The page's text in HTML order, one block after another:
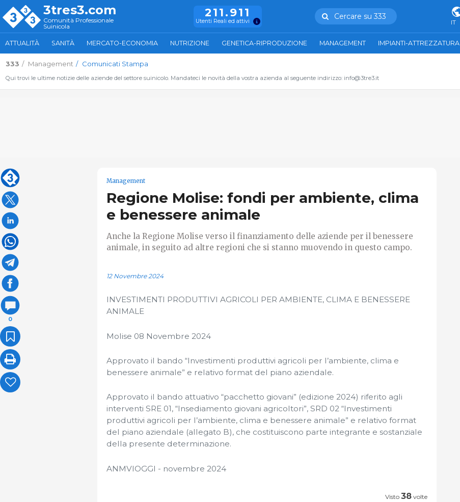
3tres3.com
Comunità Professionale
Suinicola
211.911
Utenti Reali ed attivi
Cercare su 333
IT
ATTUALITÀ SANITÀ MERCATO-ECONOMIA NUTRIZIONE GENETICA-RIPRODUZIONE MANAGEMENT IMPIANTI-ATTREZZATURA
333 Management Comunicati Stampa
Qui trovi le ultime notizie delle aziende del settore suinicolo. Mandateci le novità della vostra azienda al seguente indirizzo: info@3tre3.it
0
Management
Regione Molise: fondi per ambiente, clima
e benessere animale
Anche la Regione Molise verso il finanziamento delle aziende per il benessere
animale, in seguito ad altre regioni che si stanno muovendo in questo campo.
12 Novembre 2024
INVESTIMENTI PRODUTTIVI AGRICOLI PER AMBIENTE, CLIMA E BENESSERE
ANIMALE
Molise 08 Novembre 2024
Approvato il bando “Investimenti produttivi agricoli per l’ambiente, clima e
benessere animale” e relativo format del piano aziendale.
Approvato il bando attuativo “pacchetto giovani” (edizione 2024) riferito agli
interventi SRE 01, “Insediamento giovani agricoltori”, SRD 02 “Investimenti
produttivi agricoli per l’ambiente, clima e benessere animale” e relativo format
del piano aziendale (allegato B), che costituiscono parte integrante e sostanziale
della presente determinazione.
ANMVIOGGI - novembre 2024
Visto 38 volte